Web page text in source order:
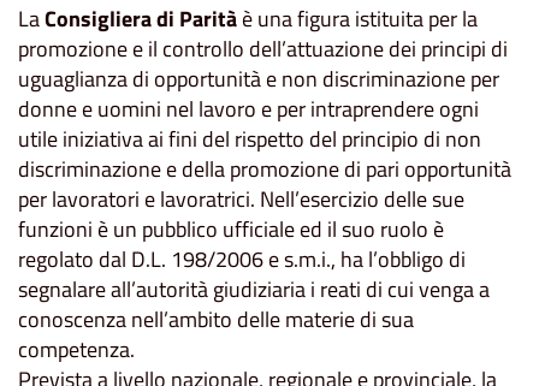
LaConsigliera di Paritàè una figura istituita per la
promozione e il controllo dell’attuazione dei principi di
uguaglianza di opportunità e non discriminazione per
donne e uomini nel lavoro e per intraprendere ogni
utile iniziativa ai fini del rispetto del principio di non
discriminazione e della promozione di pari opportunità
per lavoratori e lavoratrici. Nell’esercizio delle sue
funzioni è un pubblico ufficiale ed il suo ruolo è
regolato dal D.L. 198/2006 e s.m.i., ha l’obbligo di
segnalare all’autorità giudiziaria i reati di cui venga a
conoscenza nell’ambito delle materie di sua
competenza.
Prevista a livello nazionale, regionale e provinciale, la